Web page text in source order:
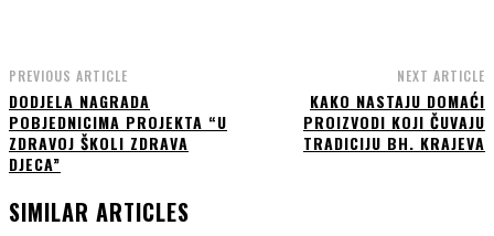
PREVIOUS ARTICLE
DODJELA NAGRADA
POBJEDNICIMA PROJEKTA “U
ZDRAVOJ ŠKOLI ZDRAVA
DJECA”
NEXT ARTICLE
KAKO NASTAJU DOMAĆI
PROIZVODI KOJI ČUVAJU
TRADICIJU BH. KRAJEVA
SIMILAR ARTICLES